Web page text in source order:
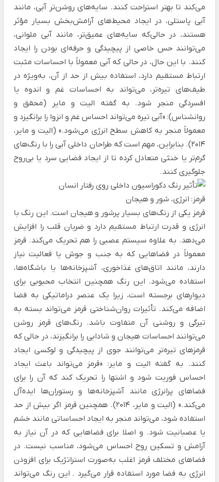
می‌کند تا بهتر استراحت کنند. سایه‌های روشن‌تر آبی، مانند
آبی پاستلی، در ایجاد محیط‌های آرامش‌بخش بسیار مؤثر
هستند، در حالی‌که سایه‌های عمیق‌تر، مانند آبی ملوانی،
می‌توانند حس خاصی از پیچیدگی و حرفه‌ای بودن را ایجاد
کنند. با این حال، در حالی که آبی معمولاً با احساسات مثبت
ارتباط مستقیم دارد، استفاده بیش از حد از آن، به‌ویژه در
طیف‌های تیره‌تر، می‌تواند به احساسات غم و اندوه یا
افسردگی منجر شود. به گفته الیت و مایر (محقق و
روانشناس): «آبی تیره می‌تواند احساس غم و انزوا را برانگیزد و
معمولاً منجر به کاهش سطح انرژی می‌شود.» (الیت و مایر،
2014). بنابراین، مهم است که طراحان داخلی آبی را با رنگ‌های
گرم‌تر یا خنثی متعادل کرده تا از ایجاد فضایی سرد یا بی‌روح
جلوگیری کنند.
قرمز: انرژی، شور و هیجان
قرمز یکی از رنگ‌های بسیار پرشور و هیجان است. این رنگ با
انرژی و قدرت ارتباط مستقیم دارد و ضربان قلب را افزایش
می‌دهد. به علاوه سیستم عصبی را هم تحریک می‌کند. قرمز
معمولاً در فضاهایی که به جنب و جوش یا فعالیت نیاز
دارند، مانند اتاق‌های غذاخوری، آشپزخانه‌ها یا باشگاه‌ها،
استفاده می‌شود. این رنگ همچنین انتخاب محبوبی برای
دیوارهای برجسته است، زیرا یک عنصر دراماتیکی به فضا
اضافه می‌کند. تأثیرات روان‌شناختی قرمز می‌تواند بسته به
تیرگی و روشنی آن متفاوت باشد. رنگ‌های قرمز روشن
می‌توانند احساسات هیجان و شادابی را برانگیزند، در حالی که
قرمزهای تیره‌تر می‌توانند جوی از پیچیدگی و لوکسی ایجاد
کنند. به گفته الیت و مایر: «قرمز می‌تواند باعث ایجاد
احساس فوریت شود و اشتها را تحریک کند که آن را برای
فضاهای پرانرژی مانند آشپزخانه‌ها و رستوران‌ها ایده‌آل
می‌کند.» (الیت و مایر، 2014). همچنین قرمز اگر بیش از حد
استفاده شود، می‌تواند منجر به ایجاد احساساتی مانند خشم
یا عصبانیت شود. و اصلا برای فضاهایی که در آن نیاز به
آرامش و تسکین روح احساس می‌شود، مناسب نیست. در
فضاهای مختلف قرمز اغلب به‌صورت استراتژیک برای افزودن
انرژی به فضا مورد استفاده قرار می‌گیرد . این رنگ می‌تواند